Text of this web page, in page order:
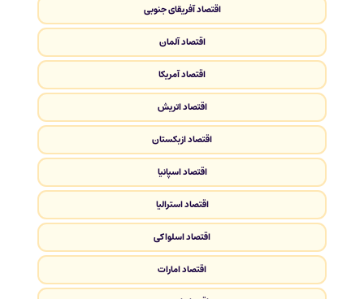
اقتصاد آفریقای جنوبی
اقتصاد آلمان
اقتصاد آمریکا
اقتصاد اتریش
اقتصاد ازبکستان
اقتصاد اسپانیا
اقتصاد استرالیا
اقتصاد اسلواکی
اقتصاد امارات